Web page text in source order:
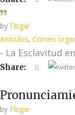
by Fibgar
Artículos, Crimen
- La Esclavitud
Share:
by Fibgar